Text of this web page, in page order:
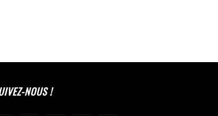
NOUS !